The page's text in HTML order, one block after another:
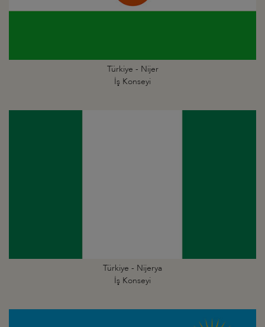
Türkiye - Nijer
İş Konseyi
Türkiye - Nijerya
İş Konseyi